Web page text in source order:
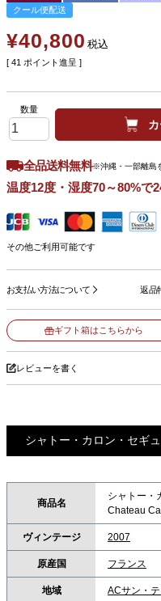
クール便配送
¥40,800 税込
[ 41 ポイント進呈 ]
全品送料無料※沖縄・一部離島
温度12度・湿度70～80%で
その他ご利用可能です
お支払い方法について 返品
ギフト箱はこちらから
レビューを書く
シャトー・カロン・セギ
商品名
シャトー・
Chateau
ヴィンテージ 2007
原産国 フランス
地域 ACサン・